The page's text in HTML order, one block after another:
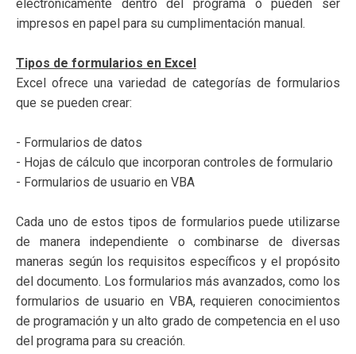
electrónicamente dentro del programa o pueden ser
impresos en papel para su cumplimentación manual.
Tipos de formularios en Excel
Excel ofrece una variedad de categorías de formularios
que se pueden crear:
- Formularios de datos
- Hojas de cálculo que incorporan controles de formulario
- Formularios de usuario en VBA
Cada uno de estos tipos de formularios puede utilizarse
de manera independiente o combinarse de diversas
maneras según los requisitos específicos y el propósito
del documento. Los formularios más avanzados, como los
formularios de usuario en VBA, requieren conocimientos
de programación y un alto grado de competencia en el uso
del programa para su creación.